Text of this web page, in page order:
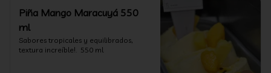
Piña Mango Maracuyá 550
ml
Sabores tropicales y equilibrados,
textura increíble!.  550 ml